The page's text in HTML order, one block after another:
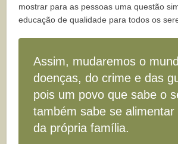
mostrar para as pessoas uma questão
educação de qualidade para todos os
Assim, mudaremos o
doenças, do crime e das
pois um povo que sabe o
também sabe se alimentar
da própria família.